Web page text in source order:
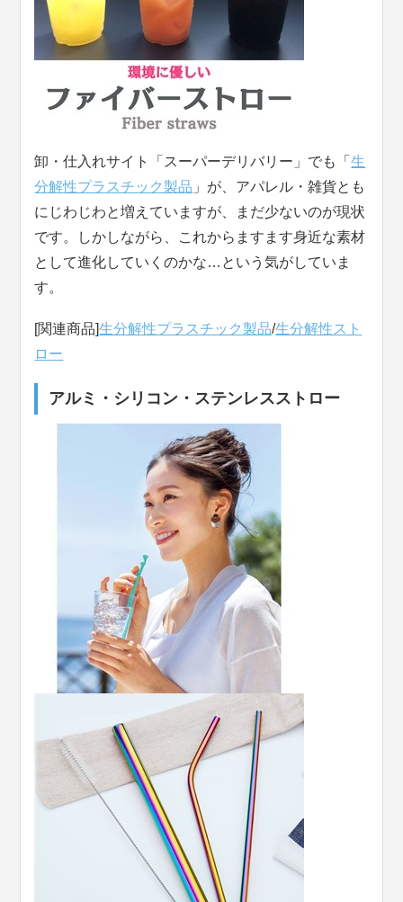
卸・仕入れサイト「スーパーデリバリー」でも「生
分解性プラスチック製品 」が、アパレル・雑貨とも
にじわじわと増えていますが、まだ少ないのが現状
です。しかしながら、これからますます身近な素材
として進化していくのかな…という気がしていま
す。
[関連商品]生分解性プラスチック製品/生分解性スト
ロー
アルミ・シリコン・ステンレスストロー